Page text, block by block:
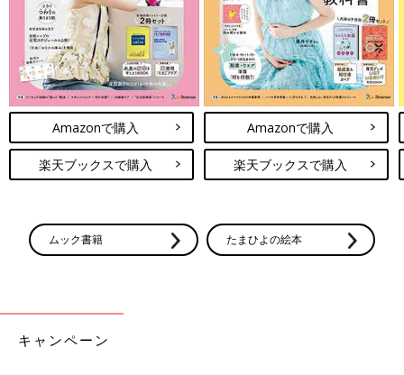
出典：Instagramアカウント「natsu33_mom」
トラブルやケガ防止のために、園によっては毎週末に爪を切るよ
うにと言われることも。子どもの爪は大人よりも薄く鋭いため、
子ども同士や自分で皮膚を傷つけてしまうこともよくあります。
そこで大事なのが爪切りですが、嫌がる子も多いですよね。そこ
でなつさんは「電動爪やすり」を購入したそう。さっとあてるだ
ん。音も静かだから、寝ている間に済ませることもできて便利で
すね！
Amazonで購入
楽天ブックスで購入
Amazonで購入
楽天ブックスで購入
ムック書籍 たまひよの絵本
キャンペーン